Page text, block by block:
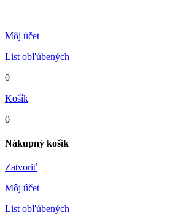
Môj účet
List obľúbených
0
Košík
0
Nákupný košík
Zatvoriť
Môj účet
List obľúbených